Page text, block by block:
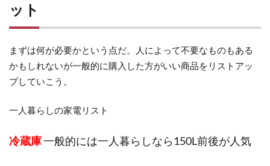
ット
まずは何が必要かという点だ。人によって不要なものもある
かもしれないが一般的に購入した方がいい商品をリストアッ
プしていこう。
一人暮らしの家電リスト
冷蔵庫一般的には一人暮らしなら150L前後が人気